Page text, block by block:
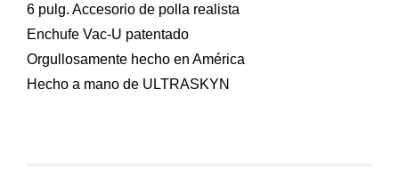
6 pulg. Accesorio de polla realista
Enchufe Vac-U patentado
Orgullosamente hecho en América
Hecho a mano de ULTRASKYN